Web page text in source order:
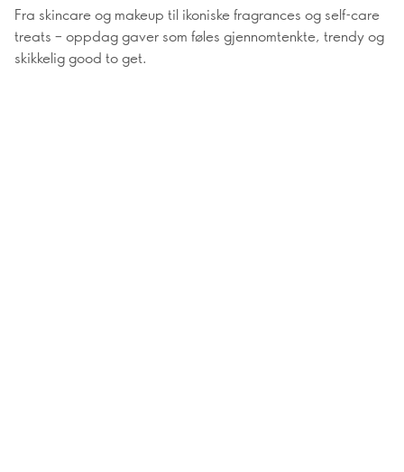
Fra skincare og makeup til ikoniske fragrances og self-care
treats – oppdag gaver som føles gjennomtenkte, trendy og
skikkelig good to get.